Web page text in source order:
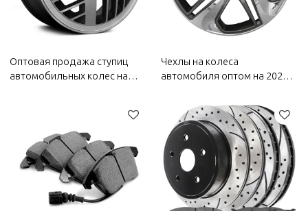
Оптовая продажа ступиц
автомобильных колес на
жесткость, устойчивость к
коррозии и износу,
устойчивость к высоким
температурам |
Автозапчасти для кузова
Чехлы на колеса
автомобиля оптом на 2022
коррозии и износу,
пыленепроницаемость и
водонепроницаемость,
легкость очистки |
Автозапчасти для кузова
Bestune